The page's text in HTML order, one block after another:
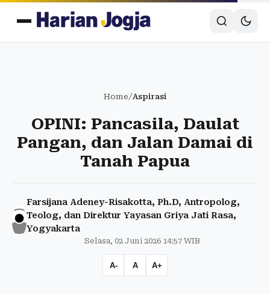
Home/Aspirasi
OPINI: Pancasila, Daulat
Pangan, dan Jalan Damai di
Tanah Papua
Farsijana Adeney-Risakotta, Ph.D, Antropolog,
Teolog, dan Direktur Yayasan Griya Jati Rasa,
Yogyakarta
Selasa, 02 Juni 2026 14:57 WIB
A- A A+